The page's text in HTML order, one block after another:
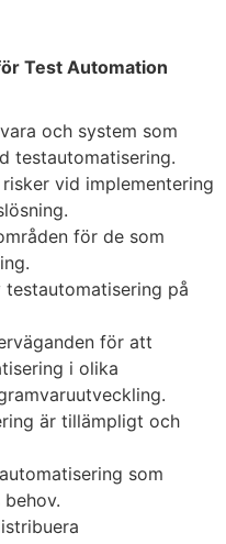
Test Automation
och system som
testautomatisering.
vid implementering
för de som
på
för att
i olika
är tillämpligt och
som